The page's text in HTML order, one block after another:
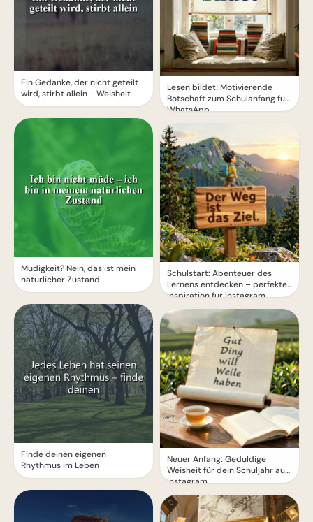
Ein Gedanke, der nicht geteilt
wird, stirbt allein - Weisheit
Müdigkeit? Nein, das ist mein
natürlicher Zustand
Finde deinen eigenen
Rhythmus im Leben
Lesen bildet! Motivierende
Botschaft zum Schulanfang für
WhatsApp
Schulstart: Abenteuer des
Lernens entdecken – perfekte
Inspiration für Instagram
Neuer Anfang: Geduldige
Weisheit für dein Schuljahr auf
Instagram.